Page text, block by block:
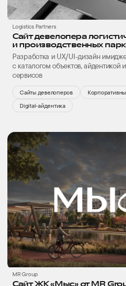
Logistics Partners
Сайт девелопера
и производственных
Разработка и UX/UI-дизайн
с каталогом объектов, айдентикой
сервисов
Сайты девелоперов
Digital-айдентика
MR Group
Сайт ЖК «Мыс» от MR